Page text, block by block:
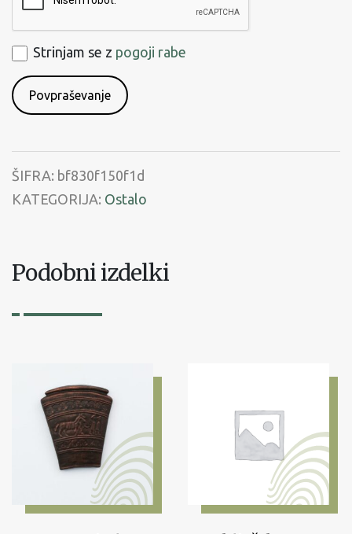
Strinjam
se
s
Strinjam se z pogoji rabe
ŠIFRA: bf830f150f1d
KATEGORIJA: Ostalo
Podobni izdelki